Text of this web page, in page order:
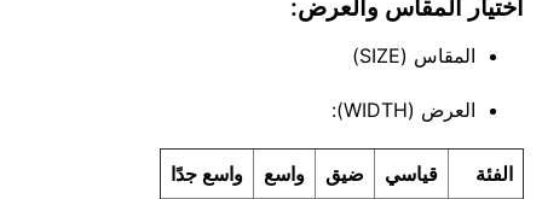
اختيار المقاس والعرض:
المقاس (SIZE)
العرض (WIDTH):
الفئة قياسي ضيق واسع واسع جدًا